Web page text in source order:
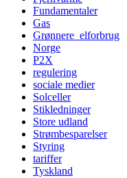
Fundamentaler
Gas
Grønnere_elforbrug
Norge
P2X
regulering
sociale medier
Solceller
Stikledninger
Store udland
Strømbesparelser
Styring
tariffer
Tyskland